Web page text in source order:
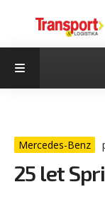
Mercedes-Benz
25 let